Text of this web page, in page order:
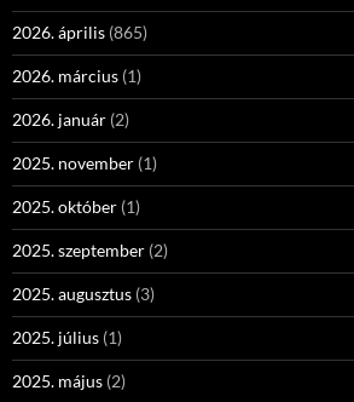
2026. április (865)
2026. március (1)
2026. január (2)
2025. november (1)
2025. október (1)
2025. szeptember (2)
2025. augusztus (3)
2025. július (1)
2025. május (2)